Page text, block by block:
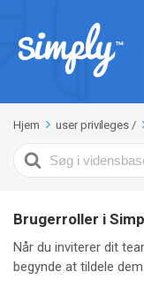
Hjem user privileges/
Search
For
Brugerroller i
Når du inviterer dit
begynde at tildele dem